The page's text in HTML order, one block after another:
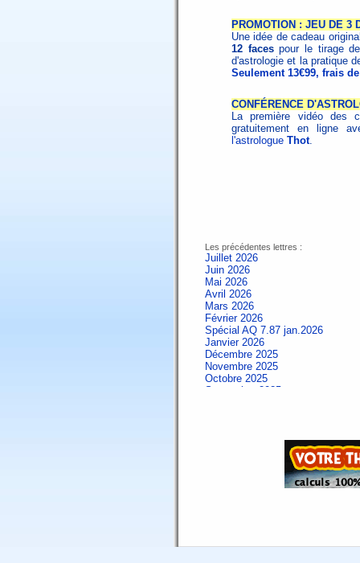
PROMOTION : JEU DE 3
Une idée de cadeau
12 facespour le tirage
d'astrologie et la pratique
Seulement 13€99, frais
CONFÉRENCE
La première vidéo des
gratuitement en ligne
l'astrologue Thot.
Les précédentes lettres :
Juillet 2026
Juin 2026
Mai 2026
Avril 2026
Mars 2026
Février 2026
Spécial AQ 7.87 jan.2026
Janvier 2026
Décembre 2025
Novembre 2025
Octobre 2025
Septembre 2025
Spécial AQ 7.84 jan.2025
Septembre 2024